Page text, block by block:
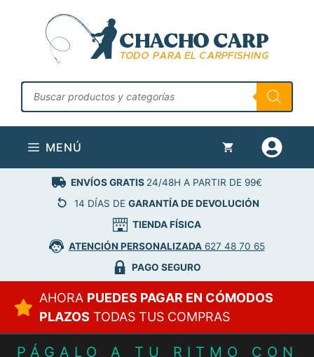
contenido
Búsqueda
de
productos
MENÚ
ENVÍOS GRATIS 24/48H A PARTIR DE 99€
14 DÍAS DE GARANTÍA DE DEVOLUCIÓN
TIENDA FÍSICA
ATENCIÓN PERSONALIZADA627 48 70 65
PAGO SEGURO
AHORA PUEDES PAGAR EN CÓMODOS
PLAZOS TODAS TUS COMPRAS
PÁGALO A TU RITMO CON